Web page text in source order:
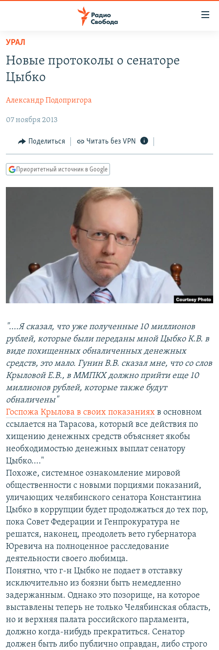
упрощенного
доступа
Вернуться
основному
Вернутся
главной
навигации
Вернутся
ПОДКАСТЫ
ЦИТАТЫ СВОБОДЫ
МНЕНИЯ
КУЛЬТУРА
IDEL.РЕАЛИИ
КАВКАЗ.РЕАЛИИ
РАСПИСАНИЕ ВЕЩАНИЯ
ПОДПИШИТЕСЬ НА РАССЫЛКУ
СОЦИАЛЬНЫЕ СЕТИ
Все сайты РСЕ/РС
УРАЛ
Новые протоколы о сенаторе
Цыбко
Александр Подопригора
07 ноября 2013
Поделиться Читать без VPN
Приоритетный источник в Google
"....Я сказал, что уже полученные 10 миллионов
рублей, которые были переданы мной Цыбко К.В. в
виде похищенных обналиченных денежных
средств, это мало. Гунин В.В. сказал мне, что со слов
Крыловой Е.В., в ММПКХ должно прийти еще 10
миллионов рублей, которые также будут
обналичены"
Госпожа Крылова в своих показаниях в основном
ссылается на Тарасова, который все действия по
хищению денежных средств объясняет якобы
необходимостью денежных выплат сенатору
Цыбко...."
Похоже, системное ознакомление мировой
общественности с новыми порциями показаний,
уличающих челябинского сенатора Константина
Цыбко в коррупции будет продолжаться до тех пор,
пока Совет Федерации и Генпрокуратура не
решатся, наконец, преодолеть вето губернатора
Юревича на полноценное расследование
деятельности своего любимца.
Понятно, что г-н Цыбко не подает в отставку
исключительно из боязни быть немедленно
задержанным. Однако это позорище, на которое
выставлены теперь не только Челябинская область,
но и верхняя палата российского парламента,
должно когда-нибудь прекратиться. Сенатор
должен быть либо публично оправдан, либо строго